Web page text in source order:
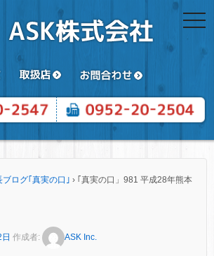
ブログ｢真実の口｣ › ｢真実の口」981 平成28年熊本
作成者: ASK Inc.